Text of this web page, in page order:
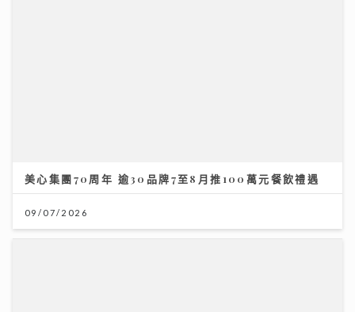
【#豐味旅程】｜尖沙咀iSQUARE南海一號 維港全景的
南洋粵菜體驗 金榜醬煮大蝦與茶燻雞的航海日誌